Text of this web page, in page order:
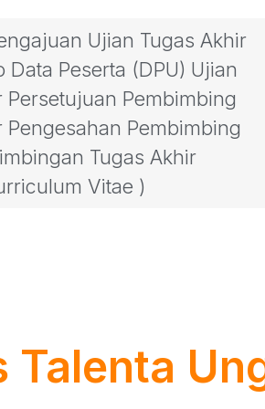
Ujian Tugas Akhir
Data Peserta (DPU) Ujian
Persetujuan Pembimbing
Pengesahan Pembimbing
Tugas Akhir
Vitae )
Talenta